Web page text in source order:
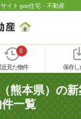
イト goo住宅・不動産
0
近見た物件 保存し
熊本県）の
一覧